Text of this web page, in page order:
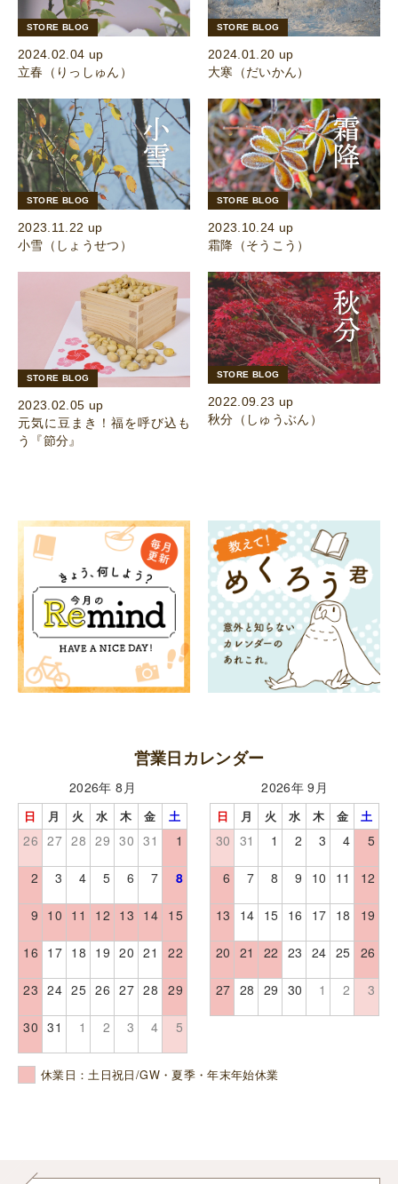
STORE BLOG
2024.02.04 up
立春（りっしゅん）
STORE BLOG
2024.01.20 up
大寒（だいかん）
STORE BLOG
2023.11.22 up
小雪（しょうせつ）
STORE BLOG
2023.10.24 up
霜降（そうこう）
STORE BLOG
2023.02.05 up
元気に豆まき！福を呼び込も
う『節分』
STORE BLOG
2022.09.23 up
秋分（しゅうぶん）
営業日カレンダー
2026年 8月
日 月 火 水 木 金 土
26 27 28 29 30 31 1
2 3 4 5 6 7 8
9 10 11 12 13 14 15
16 17 18 19 20 21 22
23 24 25 26 27 28 29
30 31 1 2 3 4 5
2026年 9月
日 月 火 水 木 金 土
30 31 1 2 3 4 5
6 7 8 9 10 11 12
13 14 15 16 17 18 19
20 21 22 23 24 25 26
27 28 29 30 1 2 3
休業日：土日祝日/GW・夏季・年末年始休業